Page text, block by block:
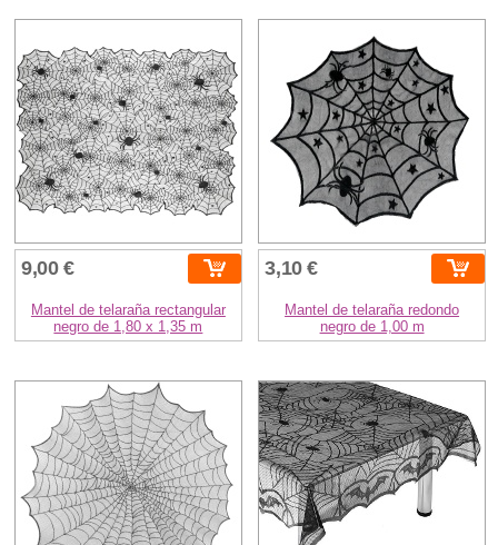
9,00 €
Mantel de telaraña rectangular
negro de 1,80 x 1,35 m
3,10 €
Mantel de telaraña redondo
negro de 1,00 m